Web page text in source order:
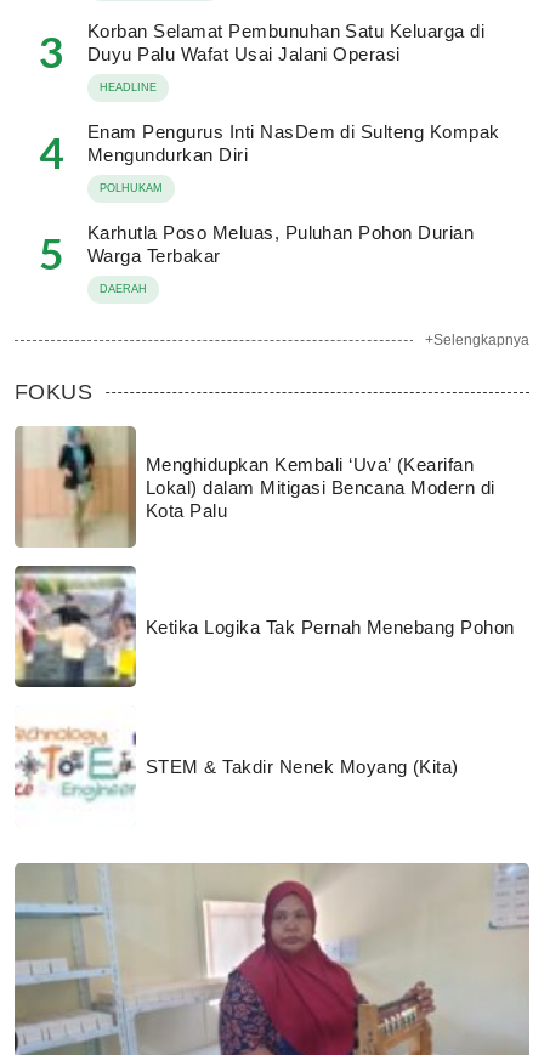
3
Korban Selamat Pembunuhan Satu Keluarga di
Duyu Palu Wafat Usai Jalani Operasi
HEADLINE
4
Enam Pengurus Inti NasDem di Sulteng Kompak
Mengundurkan Diri
POLHUKAM
5
Karhutla Poso Meluas, Puluhan Pohon Durian
Warga Terbakar
DAERAH
+Selengkapnya
FOKUS
Menghidupkan Kembali ‘Uva’ (Kearifan
Lokal) dalam Mitigasi Bencana Modern di
Kota Palu
Ketika Logika Tak Pernah Menebang Pohon
STEM & Takdir Nenek Moyang (Kita)